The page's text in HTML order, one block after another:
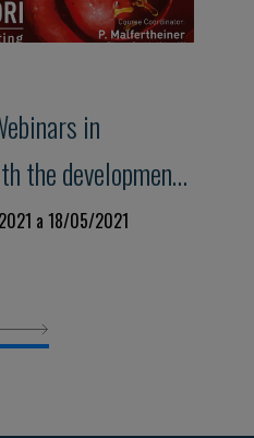
in
the development
- Consensus
VI/Florence
a 18/05/2021